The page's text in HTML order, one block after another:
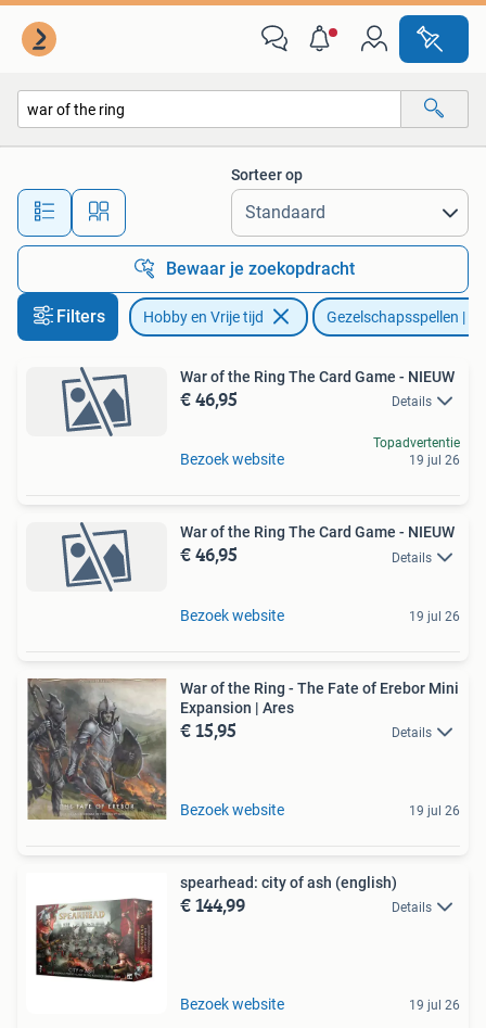
Alle afstanden…
Sorteer op
Bewaar je zoekopdracht
Filters Hobby en Vrije tijd Gezelschapsspellen |
War of the Ring The Card Game - NIEUW
€ 46,95 Details
Bezoek website
Topadvertentie
19 jul 26
War of the Ring The Card Game - NIEUW
€ 46,95 Details
Bezoek website 19 jul 26
War of the Ring - The Fate of Erebor Mini
Expansion | Ares
€ 15,95 Details
Bezoek website 19 jul 26
spearhead: city of ash (english)
€ 144,99 Details
Bezoek website 19 jul 26